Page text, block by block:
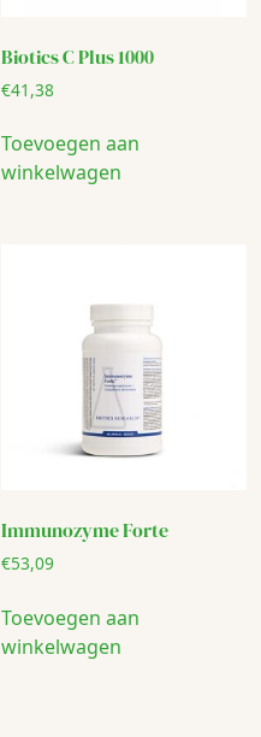
Biotics C Plus 1000
€41,38
Toevoegen aan
winkelwagen
Immunozyme Forte
€53,09
Toevoegen aan
winkelwagen